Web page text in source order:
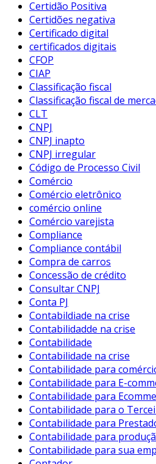
Certidão Positiva
Certidões negativa
Certificado digital
certificados digitais
CFOP
CIAP
Classificação fiscal
Classificação fiscal de
CLT
CNPJ
CNPJ inapto
CNPJ irregular
Código de Processo Civil
Comércio
Comércio eletrônico
comércio online
Comércio varejista
Compliance
Compliance contábil
Compra de carros
Concessão de crédito
Consultar CNPJ
Conta PJ
Contabildiade na crise
Contabilidadde na crise
Contabilidade
Contabilidade na crise
Contabilidade para
Contabilidade para E-
Contabilidade para
Contabilidade para o
Contabilidade para
Contabilidade para
Contabilidade para sua